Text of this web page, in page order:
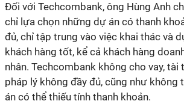
Đối với Techcombank, ông Hùng Anh
chỉ lựa chọn những dự án có thanh
đủ, chỉ tập trung vào việc khai thác và
khách hàng tốt, kể cả khách hàng
nhân. Techcombank không cho vay,
pháp lý không đầy đủ, cũng như
án có thể thiếu tính thanh khoản.